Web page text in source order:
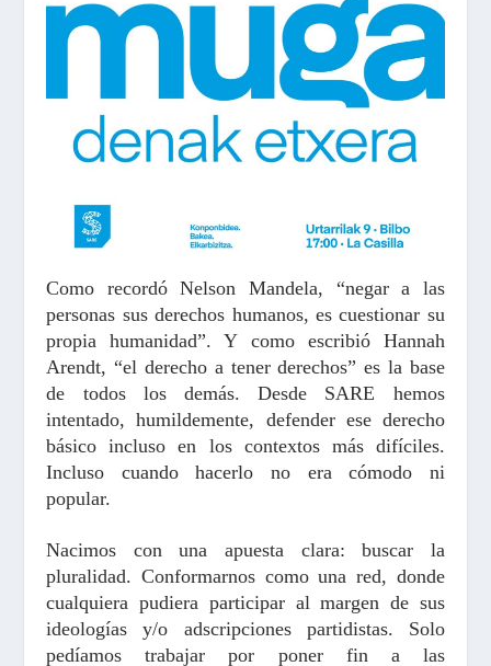
Como recordó Nelson Mandela, “negar a las
personas sus derechos humanos, es cuestionar su
propia humanidad”. Y como escribió Hannah
Arendt, “el derecho a tener derechos” es la base
de todos los demás. Desde SARE hemos
intentado, humildemente, defender ese derecho
básico incluso en los contextos más difíciles.
Incluso cuando hacerlo no era cómodo ni
popular.
Nacimos con una apuesta clara: buscar la
pluralidad. Conformarnos como una red, donde
cualquiera pudiera participar al margen de sus
ideologías y/o adscripciones partidistas. Solo
pedíamos trabajar por poner fin a las